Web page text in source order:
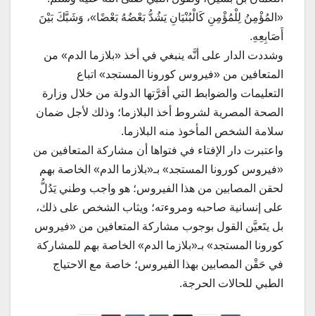
«المُؤْمِنُ لِلْمُؤْمِنِ كَالْبُنْيَانِ يَشُدُّ بَعْضُهُ بَعْضًا»، وَشَبَّكَ بَيْنَ
أَصَابِعِهِ.
وشددت الدار على أنَّه ينبغي في أخذ «بلازما الدم» من
المتعافين من «فيروس كورونا المستجد» اتباع
التعليمات والضوابط التي أقرَّتها الدولة من خلال وزارة
الصحة المصرية لشروط أخذ البلازما؛ وذلك لأجل ضمان
سلامة الشخص المأخوذ منه البلازما.
واعتبرت دار الإفتاء في فتواها أن مشاركة المتعافين من
«فيروس كورونا المستجد» بـ«بلازما الدم» الخاصة بهم
لحقن المصابين من هذا الفيروس؛ هو واجب وطني يَدُلُّ
على إنسانية صاحبه ومروءته؛ ويثاب الشخص على ذلك،
بل يتَعيَّن القول بوجوب مشاركة المتعافين من «فيروس
كورونا المستجد» بـ«بلازما الدم» الخاصة بهم للمشاركة
في حَقْن المصابين بهذا الفيروس؛ خاصة مع الاحتياج
الطبي للحالات الحرجة.